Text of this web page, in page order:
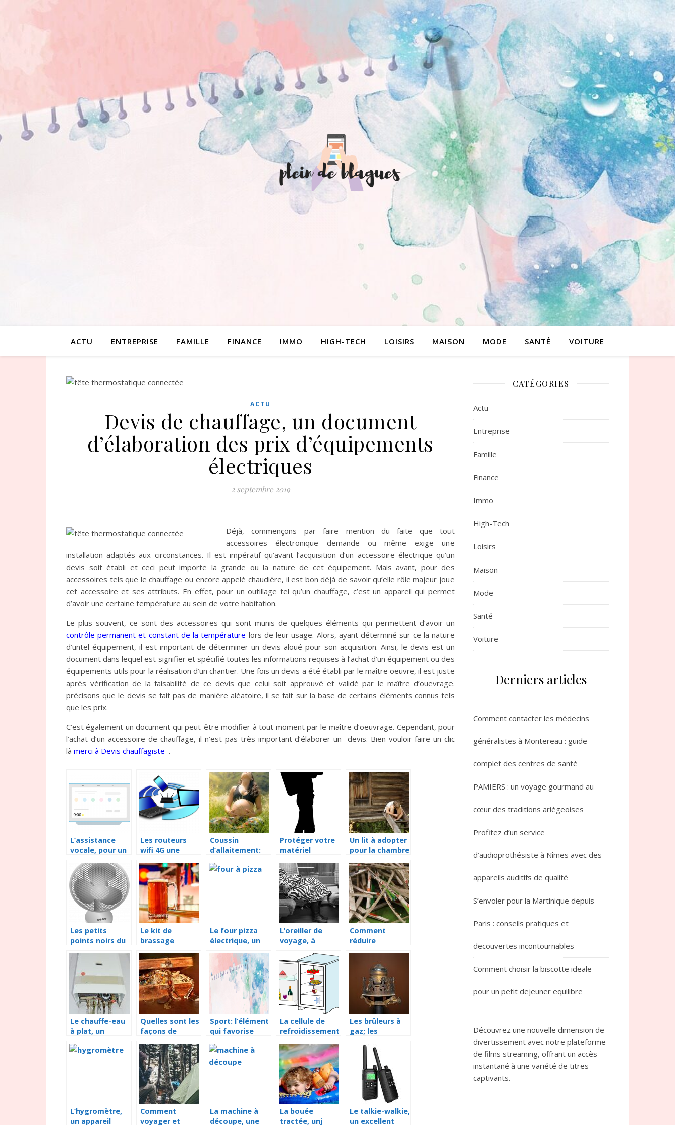
ACTU ENTREPRISE FAMILLE FINANCE IMMO HIGH-TECH LOISIRS MAISON MODE SANTÉ VOITURE
ACTU
Devis de chauffage, un document
d’élaboration des prix d’équipements
électriques
2 septembre 2019
Déjà, commençons par faire mention du faite que tout
accessoires électronique demande ou même exige une
installation adaptés aux circonstances. Il est impératif qu’avant l’acquisition d’un accessoire électrique qu’un
devis soit établi et ceci peut importe la grande ou la nature de cet équipement. Mais avant, pour des
accessoires tels que le chauffage ou encore appelé chaudière, il est bon déjà de savoir qu’elle rôle majeur joue
cet accessoire et ses attributs. En effet, pour un outillage tel qu’un chauffage, c’est un appareil qui permet
d’avoir une certaine température au sein de votre habitation.
Le plus souvent, ce sont des accessoires qui sont munis de quelques éléments qui permettent d’avoir un
contrôle permanent et constant de la température lors de leur usage. Alors, ayant déterminé sur ce la nature
d’untel équipement, il est important de déterminer un devis aloué pour son acquisition. Ainsi, le devis est un
document dans lequel est signifier et spécifié toutes les informations requises à l’achat d’un équipement ou des
équipements utils pour la réalisation d’un chantier. Une fois un devis a été établi par le maître oeuvre, il est juste
après vérification de la faisabilité de ce devis que celui soit approuvé et validé par le maître d’ouevrage.
précisons que le devis se fait pas de manière aléatoire, il se fait sur la base de certains éléments connus tels
que les prix.
C’est également un document qui peut-être modifier à tout moment par le maître d’oeuvrage. Cependant, pour
l’achat d’un accessoire de chauffage, il n’est pas très important d’élaborer un devis. Bien vouloir faire un clic
là merci à Devis chauffagiste .
L’assistance
vocale, pour un
solitaire
Les routeurs
wifi 4G une
technologique
Coussin
d’allaitement:
confortable
Protéger votre
matériel
avec un sac
photo
Un lit à adopter
pour la chambre
Les petits
points noirs du
silencieux
Le kit de
brassage
une bière qui
vous ressemble
Le four pizza
électrique, un
cuisseur de
pizza
L’oreiller de
voyage, à
soi à chaque
voyage
Comment
réduire
minuscules
particules?
Le chauffe-eau
à plat, un
chauffage d’eau
Quelles sont les
façons de
bijoux en
parfait état ?
Sport: l’élément
qui favorise
au golf
La cellule de
refroidissement,
conservation
d’aliments et
ingrédients
irréprochable
Les brûleurs à
gaz; les
des aventuriers
en montagne
L’hygromètre,
un appareil
Comment
voyager et
La machine à
découpe, une
La bouée
tractée, unj
Le talkie-walkie,
un excellent
CATÉGORIES
Actu
Entreprise
Famille
Finance
Immo
High-Tech
Loisirs
Maison
Mode
Santé
Voiture
Derniers articles
Comment contacter les médecins
généralistes à Montereau : guide
complet des centres de santé
PAMIERS : un voyage gourmand au
cœur des traditions ariégeoises
Profitez d’un service
d’audioprothésiste à Nîmes avec des
appareils auditifs de qualité
S’envoler pour la Martinique depuis
Paris : conseils pratiques et
decouvertes incontournables
Comment choisir la biscotte ideale
pour un petit dejeuner equilibre
Découvrez une nouvelle dimension de
divertissement avec notre plateforme
de films streaming, offrant un accès
instantané à une variété de titres
captivants.